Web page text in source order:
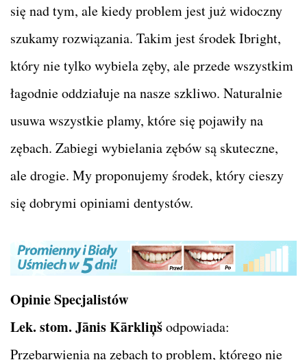
się nad tym, ale kiedy problem jest już widoczny
szukamy rozwiązania. Takim jest środek Ibright,
który nie tylko wybiela zęby, ale przede wszystkim
łagodnie oddziałuje na nasze szkliwo. Naturalnie
usuwa wszystkie plamy, które się pojawiły na
zębach. Zabiegi wybielania zębów są skuteczne,
ale drogie. My proponujemy środek, który cieszy
się dobrymi opiniami dentystów.
Opinie Specjalistów
Lek. stom. Jānis Kārkliņšodpowiada:
Przebarwienia na zębach to problem, którego nie